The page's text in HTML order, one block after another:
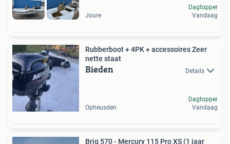
Joure
Dagtopper
Vandaag
Rubberboot + 4PK + accessoires Zeer
nette staat
Bieden Details
Opheusden
Dagtopper
Vandaag
Brig 570 - Mercury 115 Pro XS (1 jaar